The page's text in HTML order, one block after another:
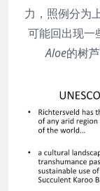
力，照例分为
可能回出现一
Aloe的树